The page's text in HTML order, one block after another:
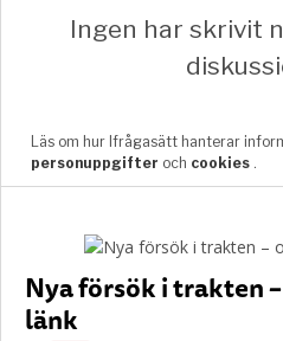
Nya försök i trakten
länk